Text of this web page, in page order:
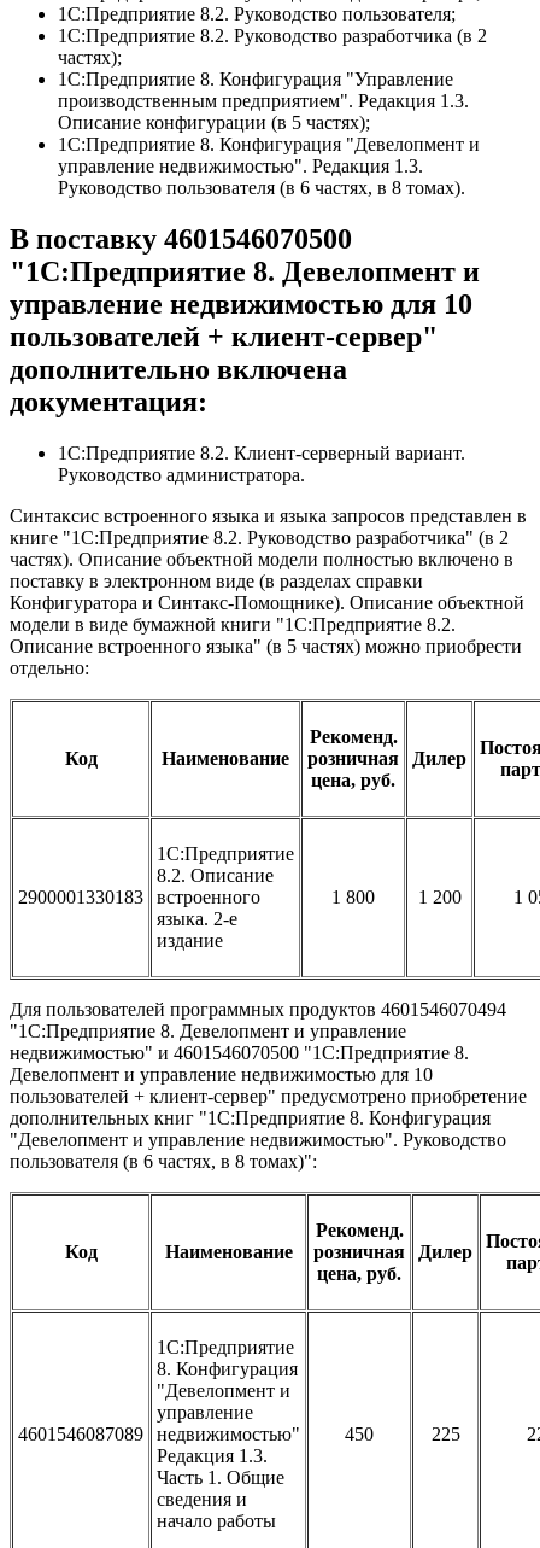
1С:Предприятие 8.2. Руководство пользователя;
1С:Предприятие 8.2. Руководство разработчика (в 2
частях);
1С:Предприятие 8. Конфигурация "Управление
производственным предприятием". Редакция 1.3.
Описание конфигурации (в 5 частях);
1С:Предприятие 8. Конфигурация "Девелопмент и
управление недвижимостью". Редакция 1.3.
Руководство пользователя (в 6 частях, в 8 томах).
В поставку 4601546070500
"1С:Предприятие 8. Девелопмент и
управление недвижимостью для 10
пользователей + клиент-сервер"
дополнительно включена
документация:
1С:Предприятие 8.2. Клиент-серверный вариант.
Руководство администратора.
Синтаксис встроенного языка и языка запросов представлен в
книге "1С:Предприятие 8.2. Руководство разработчика" (в 2
частях). Описание объектной модели полностью включено в
поставку в электронном виде (в разделах справки
Конфигуратора и Синтакс-Помощнике). Описание объектной
модели в виде бумажной книги "1С:Предприятие 8.2.
Описание встроенного языка" (в 5 частях) можно приобрести
отдельно:
Код Наименование
Рекоменд.
розничная
цена, руб.
Дилер
2900001330183
1С:Предприятие
8.2. Описание
встроенного
языка. 2-е
издание
1 800 1 200 1
Для пользователей программных продуктов 4601546070494
"1С:Предприятие 8. Девелопмент и управление
недвижимостью" и 4601546070500 "1С:Предприятие 8.
Девелопмент и управление недвижимостью для 10
пользователей + клиент-сервер" предусмотрено приобретение
дополнительных книг "1С:Предприятие 8. Конфигурация
"Девелопмент и управление недвижимостью". Руководство
пользователя (в 6 частях, в 8 томах)":
Код Наименование
Рекоменд.
розничная
цена, руб.
Дилер
4601546087089
1С:Предприятие
8. Конфигурация
"Девелопмент и
управление
недвижимостью"
Редакция 1.3.
Часть 1. Общие
сведения и
начало работы
450 225